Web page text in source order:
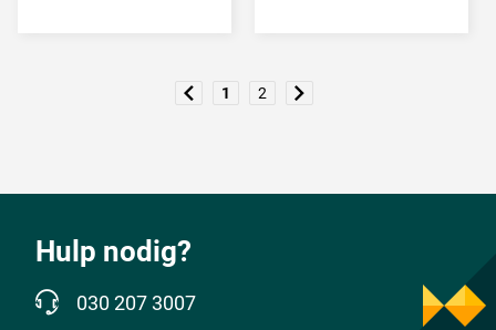
1 2
Hulp nodig?
030 207 3007